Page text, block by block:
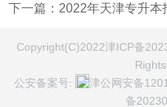
下一篇： 2022年天津专升本
Copyright(C)2022津ICP备
公安备案号:
津公网安备
备